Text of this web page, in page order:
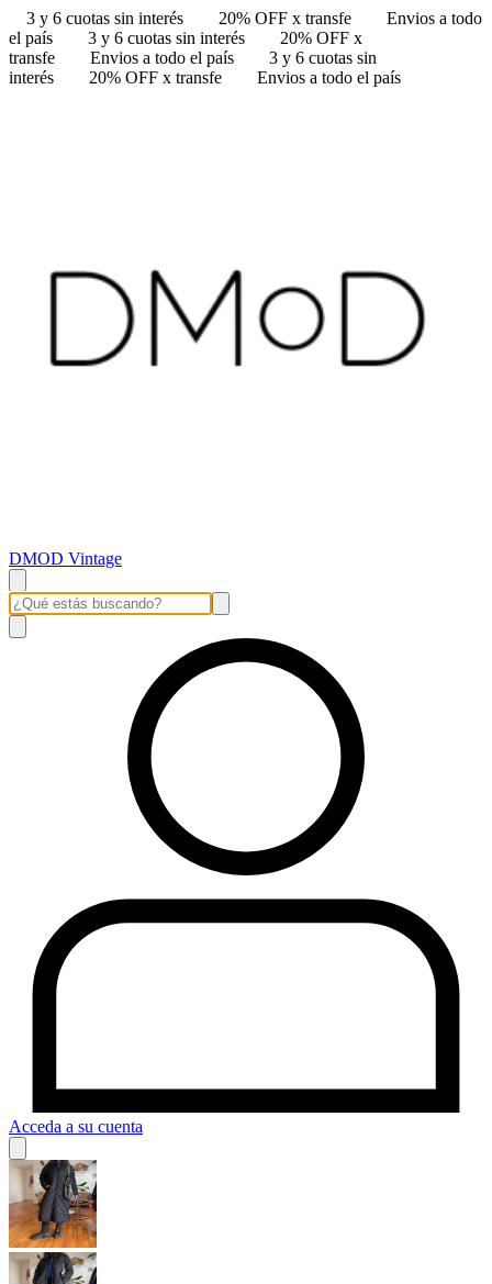
3 y 6 cuotas sin interés 20% OFF x transfe
Envios a todo
el país
3 y 6 cuotas sin interés
20% OFF x
transfe
Envios a todo el país
3 y 6 cuotas sin
interés
20% OFF x transfe Envios a todo el país
DMOD Vintage
Acceda a su cuenta